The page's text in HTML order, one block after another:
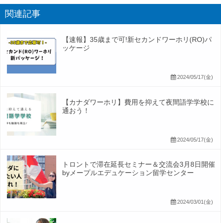
関連記事
【速報】35歳まで可!新セカンドワーホリ(RO)パ
ッケージ
2024/05/17(金)
【カナダワーホリ】費用を抑えて夜間語学学校に
通おう！
2024/05/17(金)
トロントで滞在延長セミナー＆交流会3月8日開催
byメープルエデュケーション留学センター
2024/03/01(金)